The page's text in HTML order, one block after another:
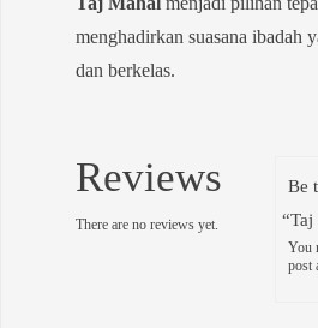
menghadirkan suasana ibadah
dan berkelas.
Reviews
There are no reviews yet.
Be
“Taj
You
post